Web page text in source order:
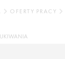
OFERTY PRACY